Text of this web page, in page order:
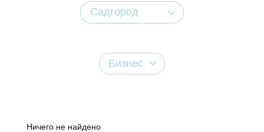
Садгород
Бизнес
Ничего не найдено